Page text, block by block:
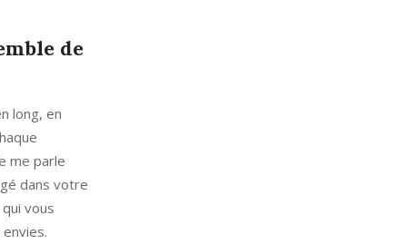
de
long, en
me parle
dans votre
vous